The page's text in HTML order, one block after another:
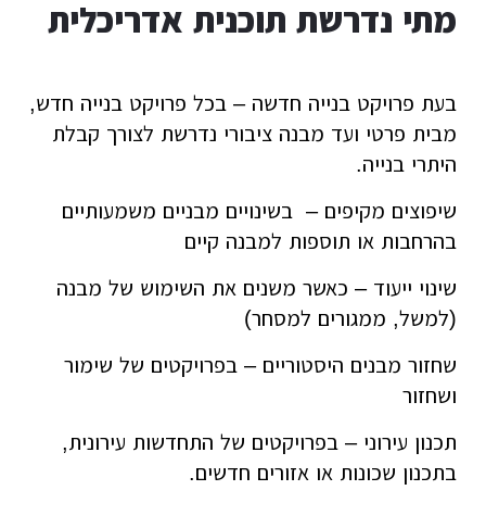
מתי נדרשת תוכנית אדריכלית
בעת פרויקט בנייה חדשה – בכל פרויקט בנייה חדש,
מבית פרטי ועד מבנה ציבורי נדרשת לצורך קבלת
היתרי בנייה.
שיפוצים מקיפים – בשינויים מבניים משמעותיים
בהרחבות או תוספות למבנה קיים
שינוי ייעוד – כאשר משנים את השימוש של מבנה
(למשל, ממגורים למסחר)
שחזור מבנים היסטוריים – בפרויקטים של שימור
ושחזור
תכנון עירוני – בפרויקטים של התחדשות עירונית,
בתכנון שכונות או אזורים חדשים.